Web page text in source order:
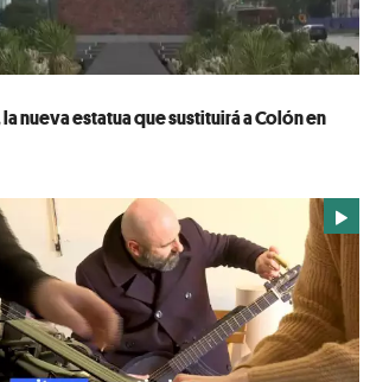
nueva estatua que sustituirá a Colón en